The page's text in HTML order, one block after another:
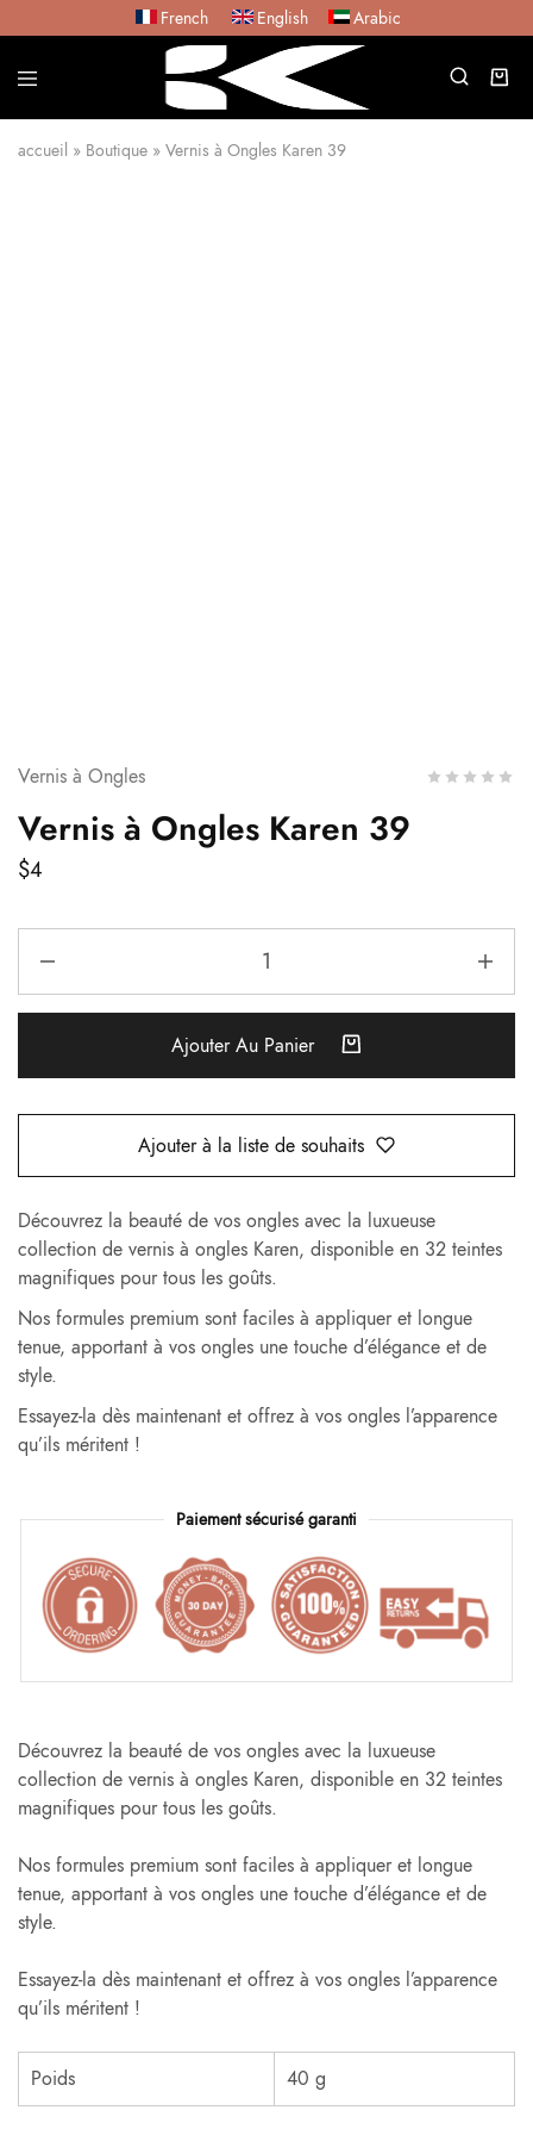
French English Arabic
accueil » Boutique » Vernis à Ongles Karen 39
Vernis à Ongles
Vernis à Ongles Karen 39
$4
Ajouter Au Panier
Ajouter à la liste de souhaits
Découvrez la beauté de vos ongles avec la luxueuse
collection de vernis à ongles Karen, disponible en 32 teintes
magnifiques pour tous les goûts.
Nos formules premium sont faciles à appliquer et longue
tenue, apportant à vos ongles une touche d’élégance et de
style.
Essayez-la dès maintenant et offrez à vos ongles l’apparence
qu’ils méritent !
Paiement sécurisé garanti
Découvrez la beauté de vos ongles avec la luxueuse
collection de vernis à ongles Karen, disponible en 32 teintes
magnifiques pour tous les goûts.
Nos formules premium sont faciles à appliquer et longue
tenue, apportant à vos ongles une touche d’élégance et de
style.
Essayez-la dès maintenant et offrez à vos ongles l’apparence
qu’ils méritent !
Poids 40 g